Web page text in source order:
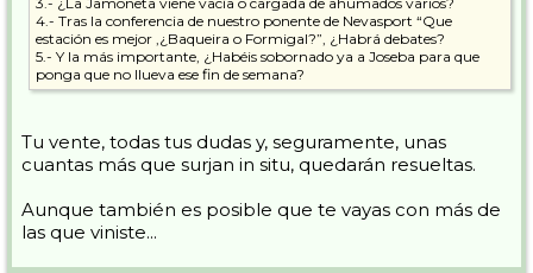
4.- Tras la conferencia de nuestro ponente de Nevasport “Que
estación es mejor ,¿Baqueira o Formigal?”, ¿Habrá debates?
5.- Y la más importante, ¿Habéis sobornado ya a Joseba para que
ponga que no llueva ese fin de semana?
consultas mi asistencia.
Un saludo a todos
Tu vente, todas tus dudas y, seguramente, unas
cuantas más que surjan in situ, quedarán resueltas.
Aunque también es posible que te vayas con más de
las que viniste...